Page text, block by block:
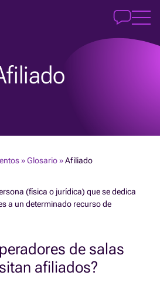
»Glosario»Afiliado
(física o jurídica) que se dedica
a un determinado recurso de
de salas
afiliados?